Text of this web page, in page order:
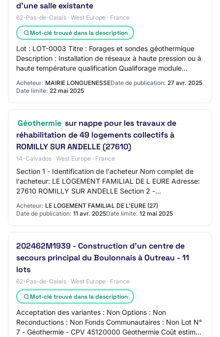
d'une salle existante
62-Pas-de-Calais · West Europe · France
Mot-clé trouvé dans la description
Lot : LOT-0003 Titre : Forages et sondes géothermique
Description : Installation de réseaux à haute pression ou à
haute température qualification Qualiforage module
Acheteur: MAIRIE LONGUENESSEDate de publication: 27 avr. 2025
Date limite: 22 mai 2025
Géothermie sur nappe pour les travaux de
réhabilitation de 49 logements collectifs à
ROMILLY SUR ANDELLE (27610)
14-Calvados · West Europe · France
Section 1 - Identification de l'acheteur Nom complet de
l'acheteur: LE LOGEMENT FAMILIAL DE L EURE Adresse:
27610 ROMILLY SUR ANDELLE Section 2 -
Communication Nom du contact: Service Développement
-…
Acheteur: LE LOGEMENT FAMILIAL DE L'EURE (27)
Date de publication: 11 avr. 2025Date limite: 12 mai 2025
202462M1939 - Construction d'un centre de
secours principal du Boulonnais à Outreau - 11
lots
62-Pas-de-Calais · West Europe · France
Mot-clé trouvé dans la description
Acceptation des variantes : Non Options : Non
Reconductions : Non Fonds Communautaires : Non Lot N°
7 - Géothermie - CPV 45120000 Géothermie Coût estimé